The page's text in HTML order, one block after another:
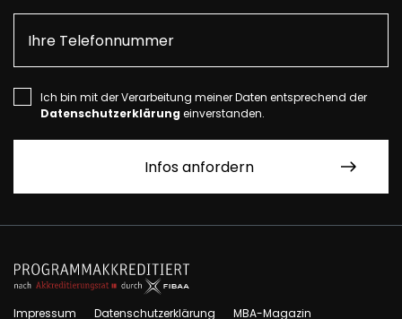
Ich bin mit der Verarbeitung meiner Daten entsprechend der
Datenschutzerklärung einverstanden.
Impressum Datenschutzerklärung MBA-Magazin